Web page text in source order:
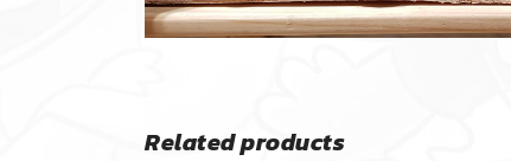
Related products